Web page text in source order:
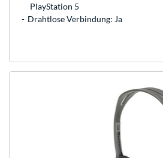
PlayStation 5
Drahtlose Verbindung: Ja